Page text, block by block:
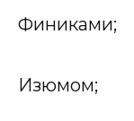
Финиками;
Изюмом;